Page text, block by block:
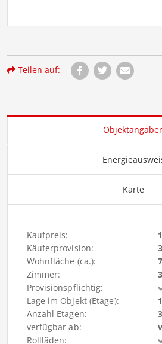
Teilen auf:
Karte
Kaufpreis:
Käuferprovision:
Wohnfläche (ca.):
Zimmer:
3
Provisionspflichtig:
Lage im Objekt (Etage):
1
Anzahl Etagen:
3
verfügbar ab:
Rollläden: